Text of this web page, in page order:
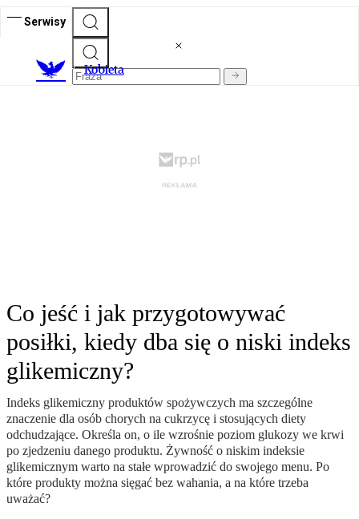
Serwisy
Kobieta
Co jeść i jak przygotowywać
posiłki, kiedy dba się o niski indeks
glikemiczny?
Indeks glikemiczny produktów spożywczych ma szczególne
znaczenie dla osób chorych na cukrzycę i stosujących diety
odchudzające. Określa on, o ile wzrośnie poziom glukozy we krwi
po zjedzeniu danego produktu. Żywność o niskim indeksie
glikemicznym warto na stałe wprowadzić do swojego menu. Po
które produkty można sięgać bez wahania, a na które trzeba
uważać?